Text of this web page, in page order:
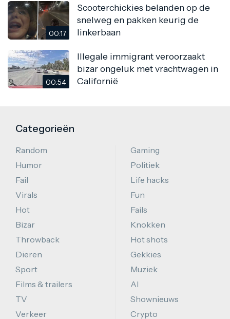
00:17
Scooterchickies belanden op de
snelweg en pakken keurig de
linkerbaan
00:54
Illegale immigrant veroorzaakt
bizar ongeluk met vrachtwagen in
Californië
Categorieën
Random
Humor
Fail
Virals
Hot
Bizar
Throwback
Dieren
Sport
Films & trailers
TV
Verkeer
Gaming
Politiek
Life hacks
Fun
Fails
Knokken
Hot shots
Gekkies
Muziek
AI
Shownieuws
Crypto